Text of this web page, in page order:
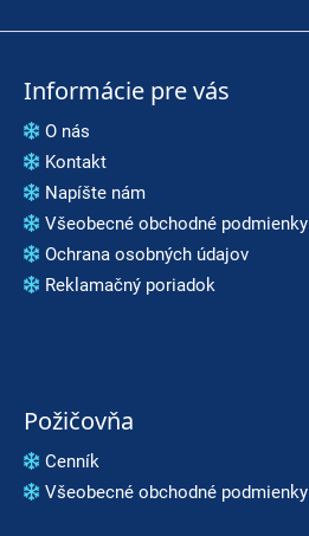
Informácie pre vás
O nás
Kontakt
Napíšte nám
Všeobecné obchodné podmienky
Ochrana osobných údajov
Reklamačný poriadok
Požičovňa
Cenník
Všeobecné obchodné podmienky